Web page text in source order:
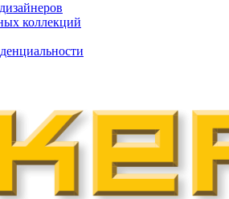
коллекций